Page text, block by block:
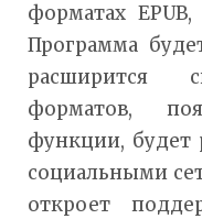
форматах
Программа
расширится
форматов,
функции, будет
социальными
откроет